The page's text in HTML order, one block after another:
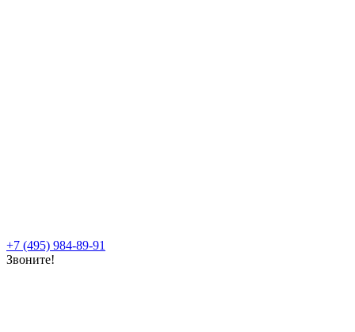
+7 (495) 984-89-91
Звоните!